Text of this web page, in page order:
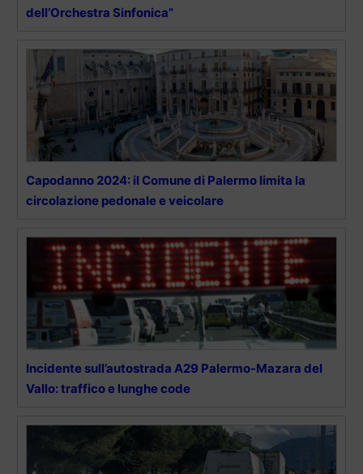
dell’Orchestra Sinfonica”
Capodanno 2024: il Comune di Palermo limita la
circolazione pedonale e veicolare
Incidente sull’autostrada A29 Palermo-Mazara del
Vallo: traffico e lunghe code